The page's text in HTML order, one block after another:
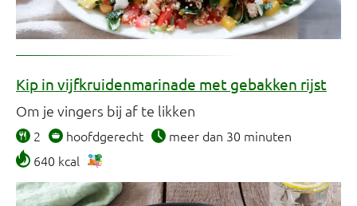
Kip in vijfkruidenmarinade met gebakken rijst
Om je vingers bij af te likken
2 hoofdgerecht
meer dan 30 minuten
640 kcal